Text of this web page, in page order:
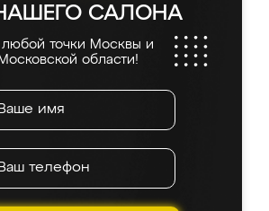
САЛОНА
любой точки Москвы и
Московской области!